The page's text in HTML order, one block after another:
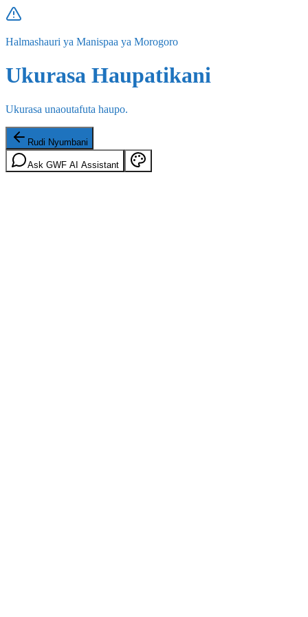
Halmashauri ya Manispaa ya Morogoro
Ukurasa Haupatikani
Ukurasa unaoutafuta haupo.
Rudi Nyumbani
Ask GWF AI Assistant